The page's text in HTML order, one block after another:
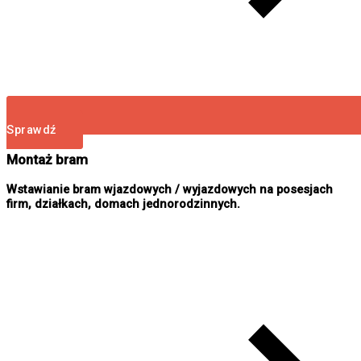
Sprawdź
Montaż bram
Wstawianie bram wjazdowych / wyjazdowych na posesjach
firm, działkach, domach jednorodzinnych.